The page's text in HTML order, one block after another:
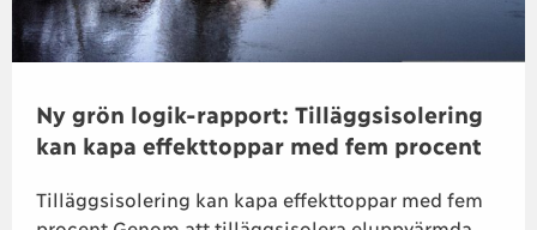
Ny grön logik-rapport: Tilläggsisolering
kan kapa effekttoppar med fem procent
Tilläggsisolering kan kapa effekttoppar med fem